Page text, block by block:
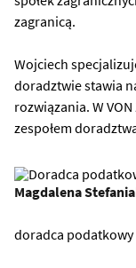
zagranicą.
Wojciech
doradztwie stawia
rozwiązania. W VON
zespołem
Magdalena
doradca podatkowy